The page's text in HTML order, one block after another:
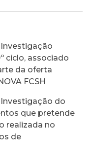
ciclo, associado
da oferta
FCSH
do
que pretende
realizada no
de